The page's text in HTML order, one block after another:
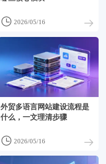
 2026/05/16
外贸多语言网站建设流程是
什么，一文理清步骤
 2026/05/16